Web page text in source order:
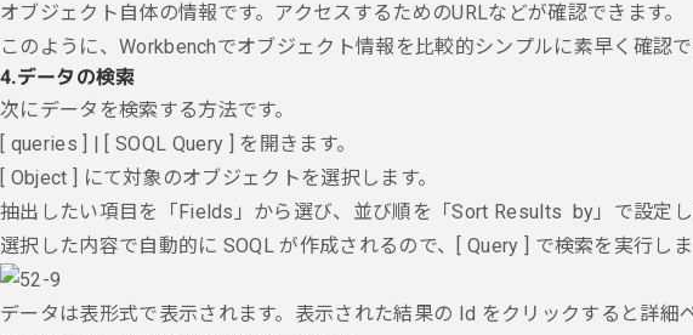
オブジェクト自体の情報です。アクセスするためのURLなどが確認できます。
このように、Workbenchでオブジェクト情報を比較的シンプルに素早く確認
4.データの検索
次にデータを検索する方法です。
[ queries ] | [ SOQL Query ] を開きます。
[ Object ] にて対象のオブジェクトを選択します。
抽出したい項目を「Fields」から選び、並び順を「Sort Results by」で設定
選択した内容で自動的に SOQL が作成されるので、[ Query ] で検索を実行しま
データは表形式で表示されます。表示された結果の Id をクリックすると詳